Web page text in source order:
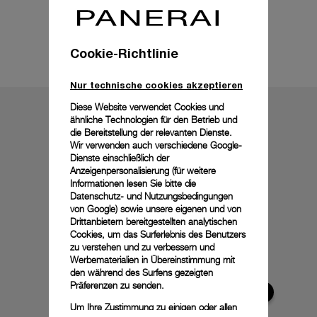
Technische Details
Cookie-Richtlinie
Nur technische cookies akzeptieren
Diese Website verwendet Cookies und
ähnliche Technologien für den Betrieb und
die Bereitstellung der relevanten Dienste.
Wir verwenden auch verschiedene Google-
Dienste einschließlich der
Anzeigenpersonalisierung (für weitere
Informationen lesen Sie bitte die
Datenschutz- und Nutzungsbedingungen
von Google) sowie unsere eigenen und von
Drittanbietern bereitgestellten analytischen
Cookies, um das Surferlebnis des Benutzers
zu verstehen und zu verbessern und
Werbematerialien in Übereinstimmung mit
den während des Surfens gezeigten
Präferenzen zu senden.
Um Ihre Zustimmung zu einigen oder allen